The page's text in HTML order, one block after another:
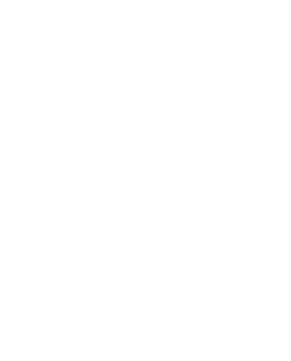
Tras disputar dos
este próximo sábado su
(16:15 horas). Su rival
aspiraciones al
exmalaguistas —Javi
Fuente—, quienes se